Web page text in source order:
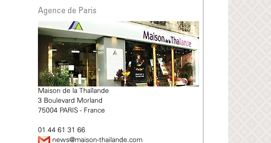
Agence de Paris
Maison de la Thaïlande
3 Boulevard Morland
75004 PARIS - France
01 44 61 31 66
news@maison-thailande.com